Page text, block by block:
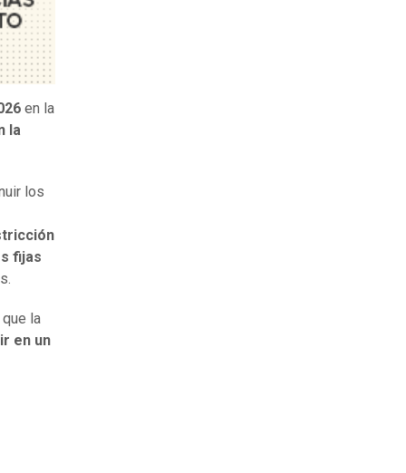
en la
la
los
fijas
la
en un